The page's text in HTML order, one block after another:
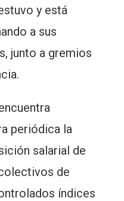
y está
a sus
junto a gremios
periódica la
salarial de
de
índices